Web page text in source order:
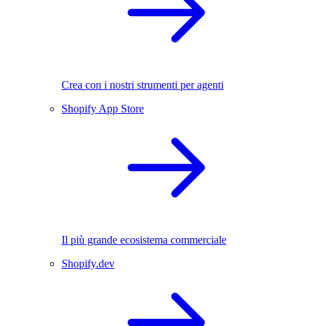
Crea con i nostri strumenti per agenti
Shopify App Store
Il più grande ecosistema commerciale
Shopify.dev